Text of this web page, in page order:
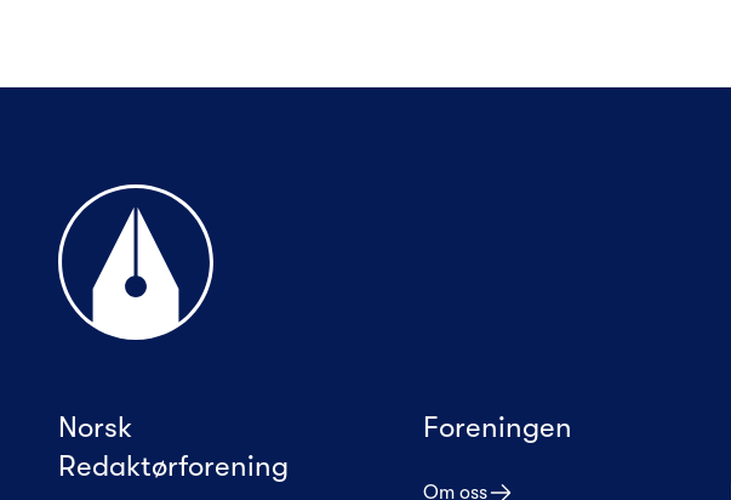
Til forsiden
Norsk
Redaktørforening
Foreningen
Om oss